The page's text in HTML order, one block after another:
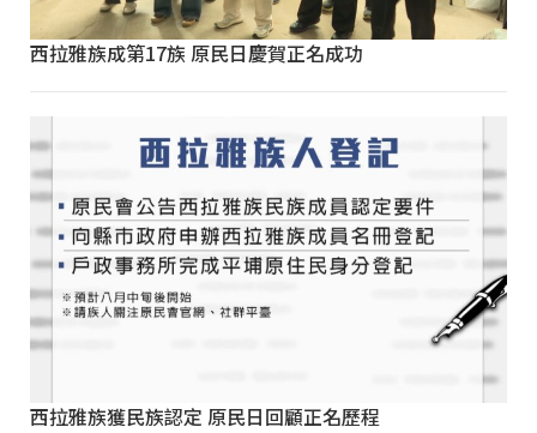
西拉雅族成第17族 原民日慶賀正名成功
西拉雅族獲民族認定 原民日回顧正名歷程